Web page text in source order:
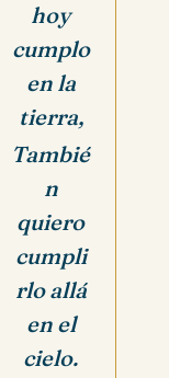
hoy
cumplo
en la
tierra,
Tambié
n
quiero
cumpli
rlo allá
en el
cielo.